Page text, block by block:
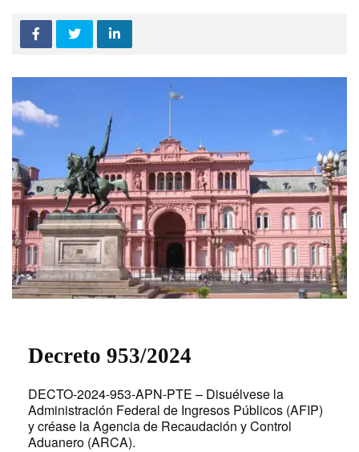
Decreto 953/2024
DECTO-2024-953-APN-PTE – Disuélvese la
Administración Federal de Ingresos Públicos (AFIP)
y créase la Agencia de Recaudación y Control
Aduanero (ARCA).